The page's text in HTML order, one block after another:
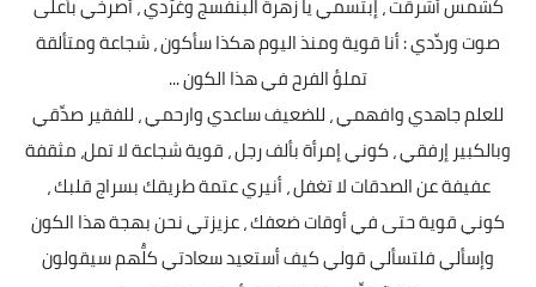
صوت وردِّدي : أنا قوية ومنذ اليوم هكذا سأكون ، شجاعة ومتألقة
تملؤ الفرح في هذا الكون ...
للعلم جاهدي وافهمي ، للضعيف ساعدي وارحمي ، للفقير صدِّقي
وبالكبير إرفقي ، كوني إمرأة بألف رجل ، قوية شجاعة لا تمل، مثقفة
عفيفة عن الصدقات لا تغفل ، أنيري عتمة طريقك بسراج قلبك ،
كوني قوية حتى في أوقات ضعفك ، عزيزتي نحن بهجة هذا الكون
وإسألي فلتسألي قولي كيف أستعيد سعادتي كلُّهم سيقولون